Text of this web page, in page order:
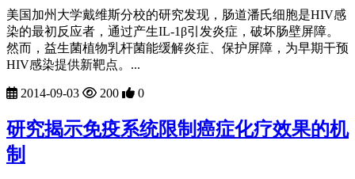
美国加州大学戴维斯分校的研究发现，肠道潘氏细胞是HIV感
染的最初反应者，通过产生IL-1β引发炎症，破坏肠壁屏障。
然而，益生菌植物乳杆菌能缓解炎症、保护屏障，为早期干预
HIV感染提供新靶点。...
2014-09-03 200 0
研究揭示免疫系统限制癌症化疗效果的机
制